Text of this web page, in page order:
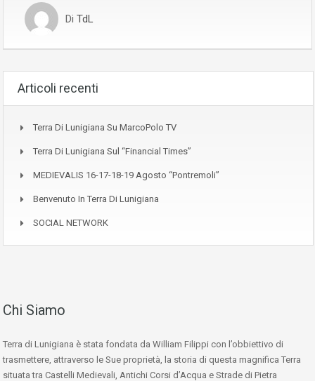
Di TdL
Articoli recenti
Terra Di Lunigiana Su MarcoPolo TV
Terra Di Lunigiana Sul “Financial Times”
MEDIEVALIS 16-17-18-19 Agosto “Pontremoli”
Benvenuto In Terra Di Lunigiana
SOCIAL NETWORK
Chi Siamo
Terra di Lunigiana è stata fondata da William Filippi con l’obbiettivo di
trasmettere, attraverso le Sue proprietà, la storia di questa magnifica Terra
situata tra Castelli Medievali, Antichi Corsi d’Acqua e Strade di Pietra